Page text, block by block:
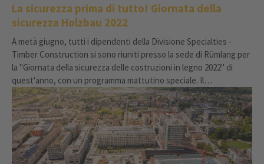
La sicurezza prima di tutto! Giornata della
sicurezza Holzbau 2022
A metà giugno, tutti i dipendenti della Divisione Specialties -
Timber Construction si sono riuniti presso la sede di Rümlang per
la "Giornata della sicurezza delle costruzioni in legno 2022" di
quest'anno, con un programma mattutino speciale. Il
responsabile della sicurezza per le costruzioni in legno, Silvio
Neumann, ha organizzato anche quest'anno un corso di sicurezza
per tutti i dipendenti della sede di Rümlang. Il corso prevedeva
una messa in scena di un incidente e la presenza di ospiti come la
SUVA, il Care Team Thurgau e Werner Witschi, vittima di un
incidente che ora è su una sedia a rotelle.